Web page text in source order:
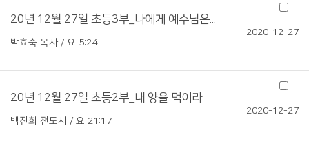
20년 12월 27일 초등3부_나에게 예수님은...
박효숙 목사 / 요 5:24
2020-12-27
20년 12월 27일 초등2부_내 양을 먹이라
백진희 전도사 / 요 21:17
2020-12-27